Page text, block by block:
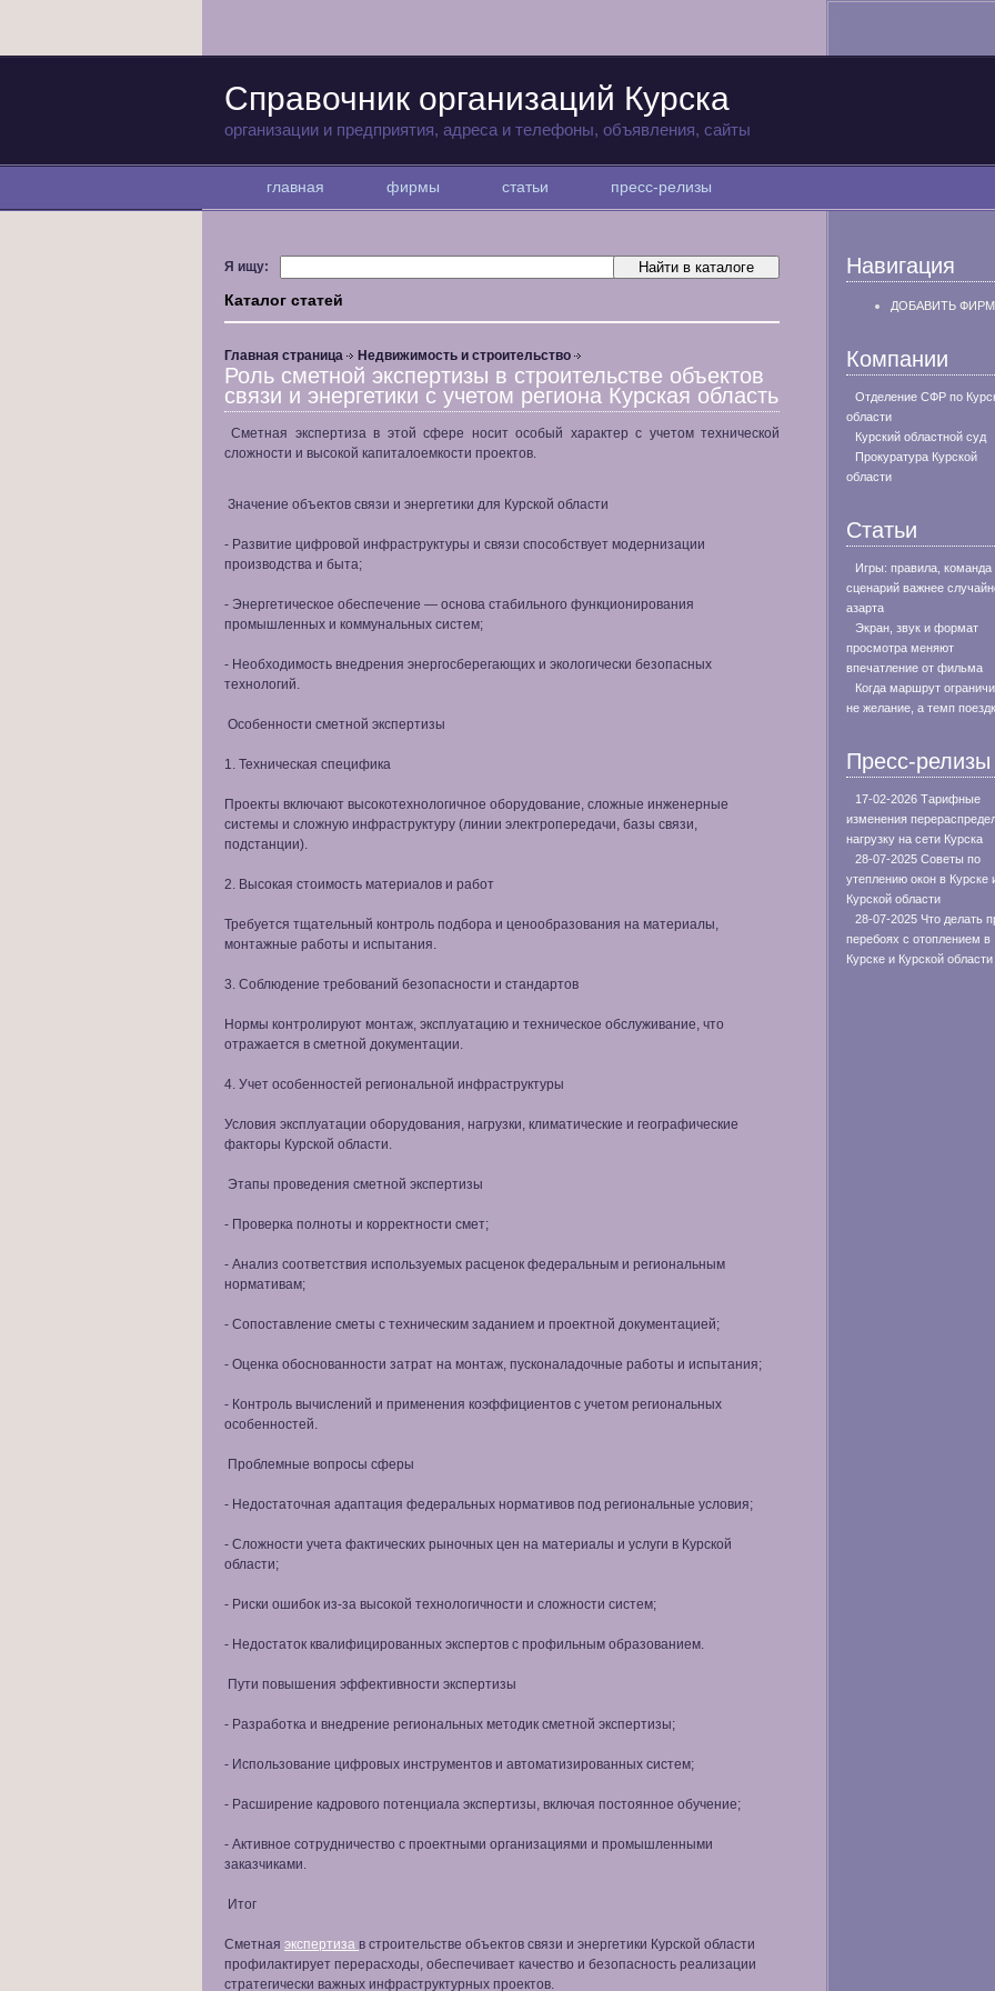
Справочник организаций Курска
организации и предприятия, адреса и телефоны, объявления, сайты
главная фирмы статьи пресс-релизы
Я ищу:
Каталог статей
Главная страница Недвижимость и строительство
Роль сметной экспертизы в строительстве объектов
связи и энергетики с учетом региона Курская область
Сметная экспертиза в этой сфере носит особый характер с учетом технической
сложности и высокой капиталоемкости проектов.
Значение объектов связи и энергетики для Курской области
- Развитие цифровой инфраструктуры и связи способствует модернизации
производства и быта;
- Энергетическое обеспечение — основа стабильного функционирования
промышленных и коммунальных систем;
- Необходимость внедрения энергосберегающих и экологически безопасных
технологий.
Особенности сметной экспертизы
1. Техническая специфика
Проекты включают высокотехнологичное оборудование, сложные инженерные
системы и сложную инфраструктуру (линии электропередачи, базы связи,
подстанции).
2. Высокая стоимость материалов и работ
Требуется тщательный контроль подбора и ценообразования на материалы,
монтажные работы и испытания.
3. Соблюдение требований безопасности и стандартов
Нормы контролируют монтаж, эксплуатацию и техническое обслуживание, что
отражается в сметной документации.
4. Учет особенностей региональной инфраструктуры
Условия эксплуатации оборудования, нагрузки, климатические и географические
факторы Курской области.
Этапы проведения сметной экспертизы
- Проверка полноты и корректности смет;
- Анализ соответствия используемых расценок федеральным и региональным
нормативам;
- Сопоставление сметы с техническим заданием и проектной документацией;
- Оценка обоснованности затрат на монтаж, пусконаладочные работы и испытания;
- Контроль вычислений и применения коэффициентов с учетом региональных
особенностей.
Проблемные вопросы сферы
- Недостаточная адаптация федеральных нормативов под региональные условия;
- Сложности учета фактических рыночных цен на материалы и услуги в Курской
области;
- Риски ошибок из-за высокой технологичности и сложности систем;
- Недостаток квалифицированных экспертов с профильным образованием.
Пути повышения эффективности экспертизы
- Разработка и внедрение региональных методик сметной экспертизы;
- Использование цифровых инструментов и автоматизированных систем;
- Расширение кадрового потенциала экспертизы, включая постоянное обучение;
- Активное сотрудничество с проектными организациями и промышленными
заказчиками.
Итог
Сметная экспертиза в строительстве объектов связи и энергетики Курской области
профилактирует перерасходы, обеспечивает качество и безопасность реализации
стратегически важных инфраструктурных проектов.
Навигация
ДОБАВИТЬ
Компании
Отделение СФР по
области
Курский областной суд
Прокуратура Курской
области
Статьи
Игры: правила, команда
сценарий важнее
азарта
Экран, звук и формат
просмотра меняют
впечатление от фильма
Когда маршрут
не желание, а темп
Пресс-релизы
17-02-2026 Тарифные
изменения
нагрузку на сети Курска
28-07-2025 Советы по
утеплению окон в Курске
Курской области
28-07-2025 Что делать
перебоях с отоплением в
Курске и Курской области